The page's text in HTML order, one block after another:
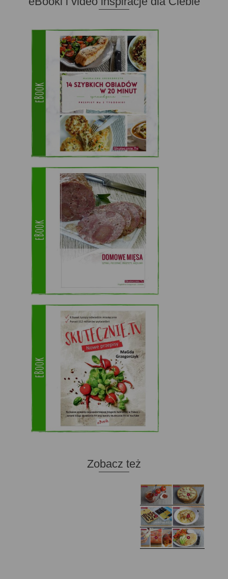
Zobacz też
Domowy ketchup (bez
cukru)
Tarta francuska z
cebulą i pomidorem
Domowe żelki
Zupa kurkowa z
selerem i pietruszką